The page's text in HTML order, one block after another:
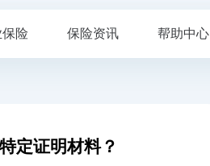
险 保险资讯 帮助中心
定证明材料？